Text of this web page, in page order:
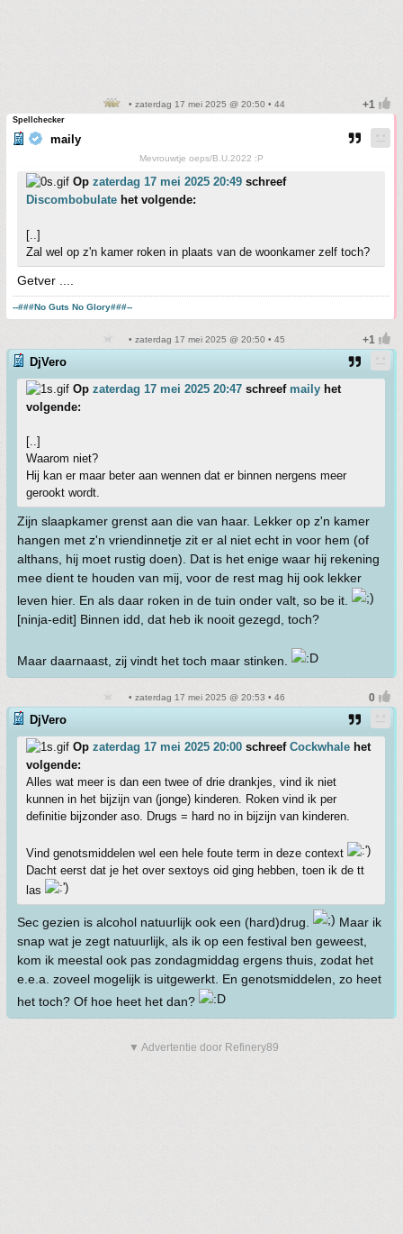
• zaterdag 17 mei 2025 @ 20:50 • 44
Spellchecker
maily
Mevrouwtje oeps/B.U.2022 :P
Op zaterdag 17 mei 2025 20:49 schreef
Discombobulate het volgende:
[..]
Zal wel op z'n kamer roken in plaats van de woonkamer zelf toch?
Getver ....
--###No Guts No Glory###--
• zaterdag 17 mei 2025 @ 20:50 • 45
DjVero
Op zaterdag 17 mei 2025 20:47 schreef maily het
volgende:
[..]
Waarom niet?
Hij kan er maar beter aan wennen dat er binnen nergens meer
gerookt wordt.
Zijn slaapkamer grenst aan die van haar. Lekker op z'n kamer
hangen met z'n vriendinnetje zit er al niet echt in voor hem (of
althans, hij moet rustig doen). Dat is het enige waar hij rekening
mee dient te houden van mij, voor de rest mag hij ook lekker
leven hier. En als daar roken in de tuin onder valt, so be it.
[ninja-edit] Binnen idd, dat heb ik nooit gezegd, toch?
Maar daarnaast, zij vindt het toch maar stinken.
• zaterdag 17 mei 2025 @ 20:53 • 46
DjVero
Op zaterdag 17 mei 2025 20:00 schreef Cockwhale het
volgende:
Alles wat meer is dan een twee of drie drankjes, vind ik niet
kunnen in het bijzijn van (jonge) kinderen. Roken vind ik per
definitie bijzonder aso. Drugs = hard no in bijzijn van kinderen.
Vind genotsmiddelen wel een hele foute term in deze context
Dacht eerst dat je het over sextoys oid ging hebben, toen ik de tt
las
Sec gezien is alcohol natuurlijk ook een (hard)drug.
Maar ik
snap wat je zegt natuurlijk, als ik op een festival ben geweest,
kom ik meestal ook pas zondagmiddag ergens thuis, zodat het
e.e.a. zoveel mogelijk is uitgewerkt. En genotsmiddelen, zo heet
het toch? Of hoe heet het dan?
▼ Advertentie door Refinery89